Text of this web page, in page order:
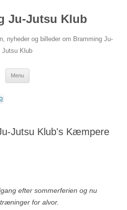
Ju-Jutsu Klub
nyheder og billeder om Bramming Ju-
Jutsu Klub
Menu
Jutsu Klub's Kæmpere
efter sommerferien og nu
for alvor.